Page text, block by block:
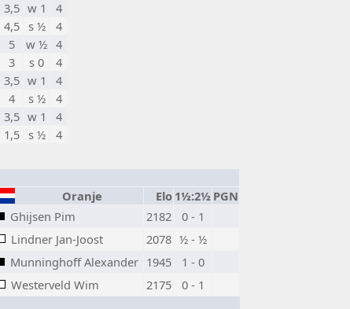
3,5 w 1
4
4,5 s ½
4
5 w ½ 4
3 s 0
4
3,5 w 1
4
4 s ½
4
3,5 w 1
4
1,5 s ½ 4
Oranje Elo 1½:2½ PGN
Ghijsen Pim 2182
0 - 1
Lindner Jan-Joost 2078 ½ - ½
Munninghoff Alexander 1945
1 - 0
Westerveld Wim 2175
0 - 1